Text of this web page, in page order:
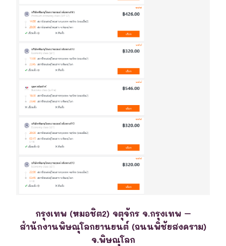
กรุงเทพ (หมอชิต2) จตุจักร จ.กรุงเทพ –
สำนักงานพิษณุโลกยานยนต์ (ถนนพิชัยสงคราม)
จ.พิษณุโลก